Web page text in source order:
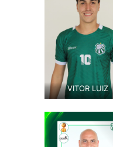
VITOR LUIZ